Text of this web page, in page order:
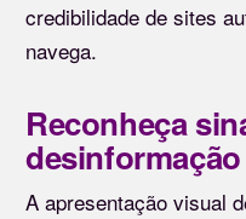
credibilidade de sites
navega.
Reconheça
desinformação
A apresentação visual